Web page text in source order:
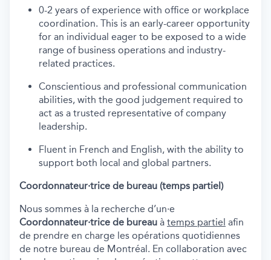
0-2 years of experience with office or workplace
coordination. This is an early-career opportunity
for an individual eager to be exposed to a wide
range of business operations and industry-
related practices.
Conscientious and professional communication
abilities, with the good judgement required to
act as a trusted representative of company
leadership.
Fluent in French and English, with the ability to
support both local and global partners.
Coordonnateur·trice de bureau (temps partiel)
Nous sommes à la recherche d’un·e
Coordonnateur·trice de bureau à temps partiel afin
de prendre en charge les opérations quotidiennes
de notre bureau de Montréal. En collaboration avec